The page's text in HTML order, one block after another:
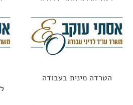
הטרדה מינית בעבודה